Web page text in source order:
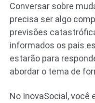
Conversar sobre
precisa ser algo
previsões
informados os pais
estarão para
abordar o tema de
No InovaSocial, você